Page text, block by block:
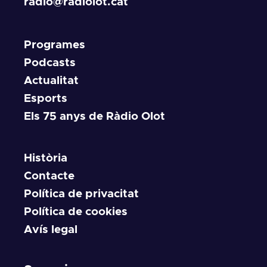
Programes
Podcasts
Actualitat
Esports
Els 75 anys de Ràdio Olot
Història
Contacte
Política de privacitat
Política de cookies
Avís legal